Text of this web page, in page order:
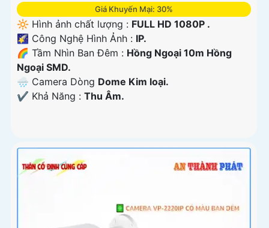
Giá Khuyến Mại: 30%
🔆 Hình ảnh chất lượng : FULL HD 1080P .
🌠 Công Nghệ Hình Ảnh : IP.
🌈 Tầm Nhìn Ban Đêm : Hồng Ngoại 10m Hồng
Ngoại SMD.
🌧️ Camera Dòng Dome Kim loại.
️✔️ Khả Năng : Thu Âm.